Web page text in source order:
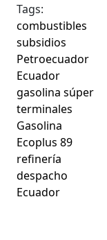
Tags:
combustibles
subsidios
Petroecuador
Ecuador
gasolina súper
terminales
Gasolina
Ecoplus 89
refinería
despacho
Ecuador